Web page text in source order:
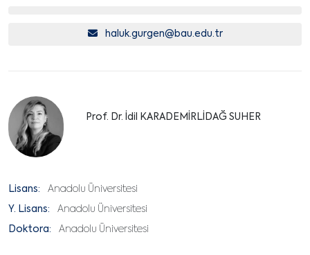
haluk.gurgen@bau.edu.tr
Prof. Dr. İdil KARADEMİRLİDAĞ SUHER
Lisans: Anadolu Üniversitesi
Y. Lisans: Anadolu Üniversitesi
Doktora: Anadolu Üniversitesi